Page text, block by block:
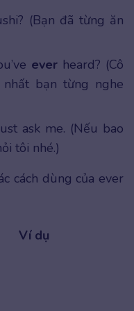
(Bạn đã từng ăn
ever heard? (Cô
bạn từng nghe
ask me. (Nếu bao
tôi nhé.)
cách dùng của ever
Ví dụ